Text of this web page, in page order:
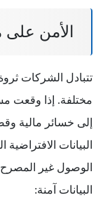
الأمن
تتبادل الشركات
مختلفة. إذا وقعت
إلى خسائر مالية
البيانات
الوصول غير
البيانات آمنة: